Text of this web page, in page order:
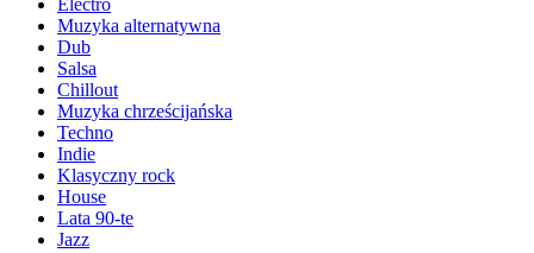
Electro
Muzyka alternatywna
Dub
Salsa
Chillout
Muzyka chrześcijańska
Techno
Indie
Klasyczny rock
House
Lata 90-te
Jazz